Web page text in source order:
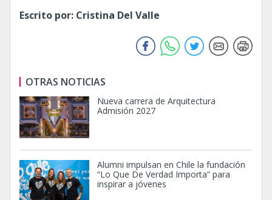
Escrito por: Cristina Del Valle
OTRAS NOTICIAS
Nueva carrera de Arquitectura
Admisión 2027
Alumni impulsan en Chile la fundación
“Lo Que De Verdad Importa” para
inspirar a jóvenes